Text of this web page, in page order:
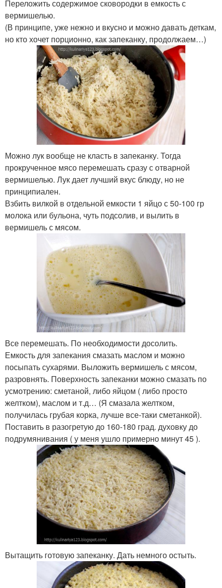
Переложить содержимое сковородки в емкость с
вермишелью.
(В принципе, уже нежно и вкусно и можно давать деткам,
но кто хочет порционно, как запеканку, продолжаем…)
Можно лук вообще не класть в запеканку. Тогда
прокрученное мясо перемешать сразу с отварной
вермишелью. Лук дает лучший вкус блюду, но не
принципиален.
Взбить вилкой в отдельной емкости 1 яйцо с 50-100 гр
молока или бульона, чуть подсолив, и вылить в
вермишель с мясом.
Все перемешать. По необходимости досолить.
Емкость для запекания смазать маслом и можно
посыпать сухарями. Выложить вермишель с мясом,
разровнять. Поверхность запеканки можно смазать по
усмотрению: сметаной, либо яйцом ( либо просто
желтком), маслом и т.д… (Я смазала желтком,
получилась грубая корка, лучше все-таки сметанкой).
Поставить в разогретую до 160-180 град. духовку до
подрумянивания ( у меня ушло примерно минут 45 ).
Вытащить готовую запеканку. Дать немного остыть.